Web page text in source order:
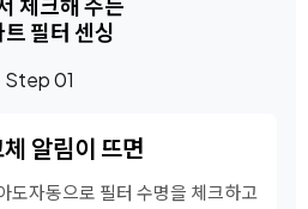
필터 센싱
Step 01
알림이 뜨면
도자동으로 필터 수명을 체크하고